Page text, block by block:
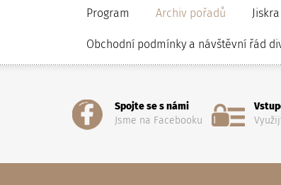
Program Archiv pořadů Jiskra
Obchodní podmínky a návštěvní řád
Spojte se s námi
Jsme na Facebooku